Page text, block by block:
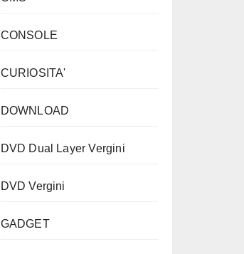
CONSOLE
CURIOSITA'
DOWNLOAD
DVD Dual Layer Vergini
DVD Vergini
GADGET